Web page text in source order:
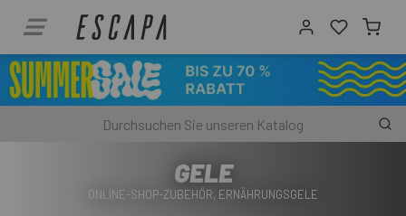
GELE
ONLINE-SHOP-ZUBEHÖR, ERNÄHRUNGSGELE